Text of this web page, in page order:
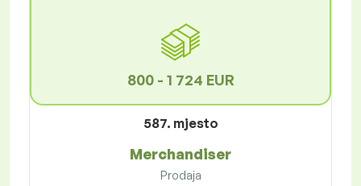
800 - 1 724 EUR
587. mjesto
Merchandiser
Prodaja